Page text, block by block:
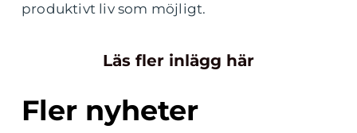
produktivt liv som möjligt.
Läs fler inlägg här
Fler nyheter